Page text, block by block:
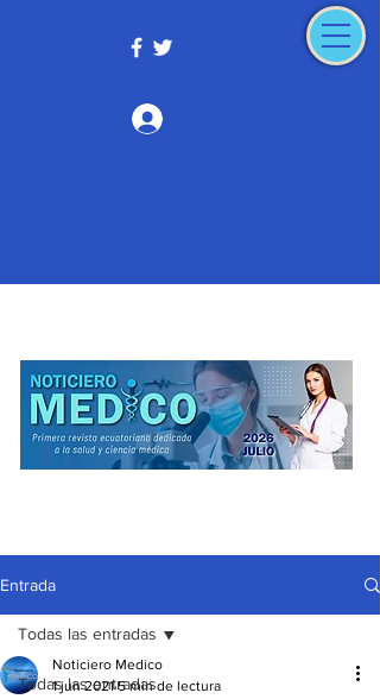
Entrada
Todas las entradas
Todas las entradas
Noticiero Medico
1 jun 2021 5 min de lectura